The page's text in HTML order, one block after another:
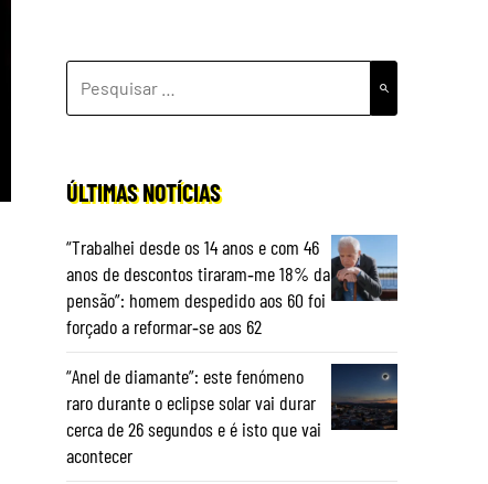
POR:
ÚLTIMAS NOTÍCIAS
“Trabalhei desde os 14 anos e com 46
anos de descontos tiraram‑me 18% da
pensão”: homem despedido aos 60 foi
forçado a reformar‑se aos 62
“Anel de diamante”: este fenómeno
raro durante o eclipse solar vai durar
cerca de 26 segundos e é isto que vai
acontecer